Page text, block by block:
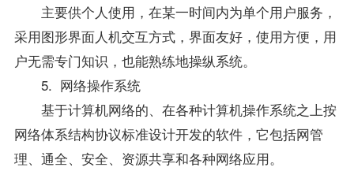
主要供个人使用，在某一时间内为单个用户服务，
采用图形界面人机交互方式，界面友好，使用方便，用
户无需专门知识，也能熟练地操纵系统。
5. 网络操作系统
基于计算机网络的、在各种计算机操作系统之上按
网络体系结构协议标准设计开发的软件，它包括网管
理、通全、安全、资源共享和各种网络应用。